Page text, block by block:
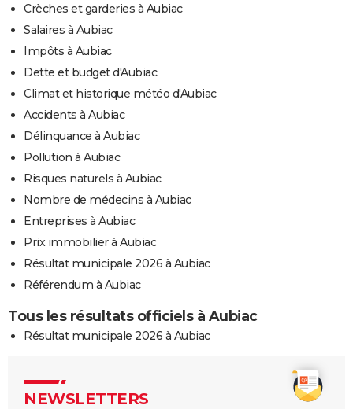
Crèches et garderies à Aubiac
Salaires à Aubiac
Impôts à Aubiac
Dette et budget d'Aubiac
Climat et historique météo d'Aubiac
Accidents à Aubiac
Délinquance à Aubiac
Pollution à Aubiac
Risques naturels à Aubiac
Nombre de médecins à Aubiac
Entreprises à Aubiac
Prix immobilier à Aubiac
Résultat municipale 2026 à Aubiac
Référendum à Aubiac
Tous les résultats officiels à Aubiac
Résultat municipale 2026 à Aubiac
NEWSLETTERS